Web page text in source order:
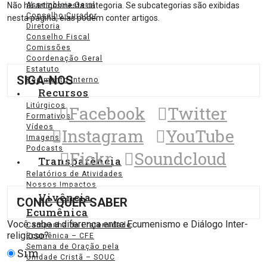
Assembleia Geral
Conselho Curador
Diretoria
Conselho Fiscal
Comissões
Coordenação Geral
Estatuto
Regimento Interno
Recursos
Litúrgicos
Formativos
Vídeos
Imagens
Podcasts
Transparência
Relatórios de Atividades
Nossos Impactos
Vivência
Ecumênica
Campanha da Fraternidade
Ecumênica – CFE
Semana de Oração pela
Unidade Cristã – SOUC
Não há artigos nesta categoria. Se subcategorias são exibidas
nesta página, elas podem conter artigos.
SIGA-NOS
Facebook
Twitter
Instagram
YouTube
Fickr
Soundcloud
CONIC QUER SABER
Você sabe a diferença entre Ecumenismo e Diálogo Inter-
religioso?
Sim